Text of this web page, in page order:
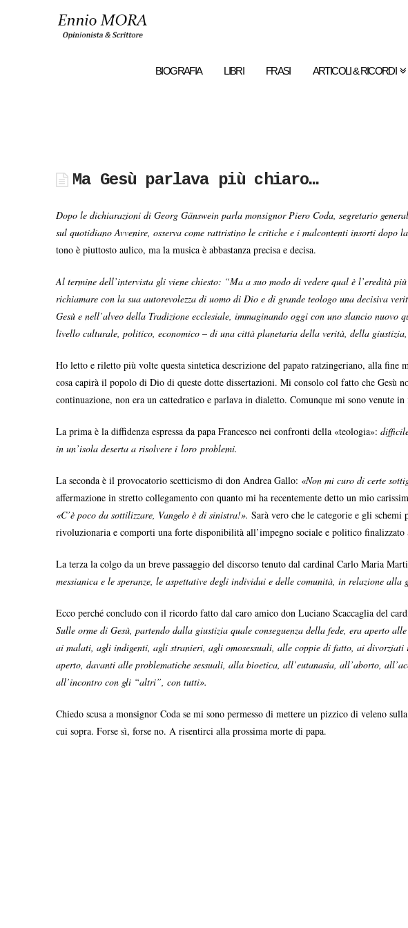
Ennio
BIOGRAFIA LIBRI FRASI ARTICOLI & RICORDI
Ma Gesù parlava più chiaro…
Dopo le dichiarazioni di Georg Gänswein parla monsignor Piero Coda, segretario
sul quotidiano Avvenire, osserva come rattristino le critiche e i malcontenti insorti dopo
tono è piuttosto aulico, ma la musica è abbastanza precisa e decisa.
Al termine dell’intervista gli viene chiesto: “Ma a suo modo di vedere qual è l’eredità
richiamare con la sua autorevolezza di uomo di Dio e di grande teologo una decisiva
Gesù e nell’alveo della Tradizione ecclesiale, immaginando oggi con uno slancio
livello culturale, politico, economico – di una città planetaria della verità, della
Ho letto e riletto più volte questa sintetica descrizione del papato ratzingeriano, alla fine
cosa capirà il popolo di Dio di queste dotte dissertazioni. Mi consolo col fatto che Gesù
continuazione, non era un cattedratico e parlava in dialetto. Comunque mi sono venute in
La prima è la diffidenza espressa da papa Francesco nei confronti della «teologia»:
in un’isola deserta a risolvere i loro problemi.
La seconda è il provocatorio scetticismo di don Andrea Gallo: «Non mi curo di certe
affermazione in stretto collegamento con quanto mi ha recentemente detto un mio
«C’è poco da sottilizzare, Vangelo è di sinistra!». Sarà vero che le categorie e gli schemi
rivoluzionaria e comporti una forte disponibilità all’impegno sociale e politico finalizzato
La terza la colgo da un breve passaggio del discorso tenuto dal cardinal Carlo Maria
messianica e le speranze, le aspettative degli individui e delle comunità, in relazione
Ecco perché concludo con il ricordo fatto dal caro amico don Luciano Scaccaglia del
Sulle orme di Gesù, partendo dalla giustizia quale conseguenza della fede, era aperto
ai malati, agli indigenti, agli stranieri, agli omosessuali, alle coppie di fatto, ai
aperto, davanti alle problematiche sessuali, alla bioetica, all’eutanasia, all’aborto,
all’incontro con gli “altri”, con tutti».
Chiedo scusa a monsignor Coda se mi sono permesso di mettere un pizzico di veleno
cui sopra. Forse sì, forse no. A risentirci alla prossima morte di papa.